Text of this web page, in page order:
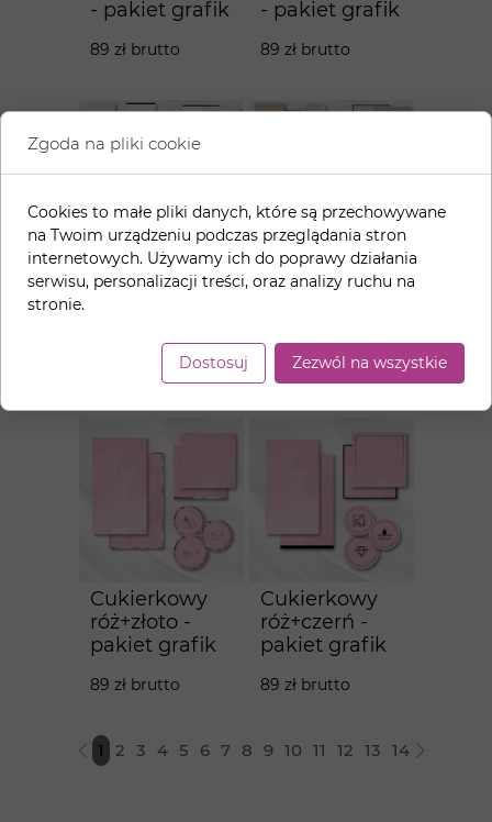
- pakiet grafik
89 zł brutto
- pakiet grafik
89 zł brutto
Jasny
89 zł brutto
Ciemny
89 zł brutto
Cukierkowy
róż+złoto -
pakiet grafik
89 zł brutto
Cukierkowy
róż+czerń -
pakiet grafik
89 zł brutto
1 2 3 4 5 6 7 8 9 10 11 12 13 14
Zgoda na pliki cookie
Cookies to małe pliki danych, które są przechowywane
na Twoim urządzeniu podczas przeglądania stron
internetowych. Używamy ich do poprawy działania
serwisu, personalizacji treści, oraz analizy ruchu na
stronie.
Dostosuj Zezwól na wszystkie